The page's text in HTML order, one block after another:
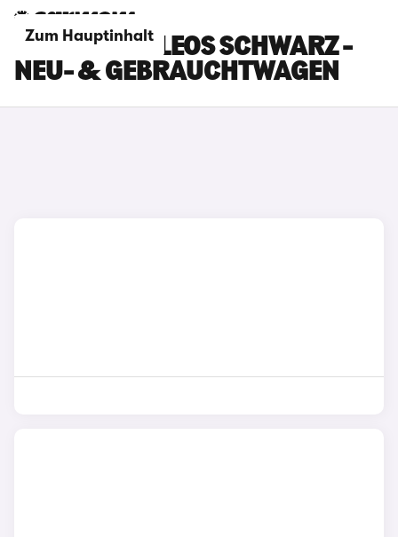
Zum Hauptinhalt
RENAULT KOLEOS SCHWARZ -
NEU- & GEBRAUCHTWAGEN